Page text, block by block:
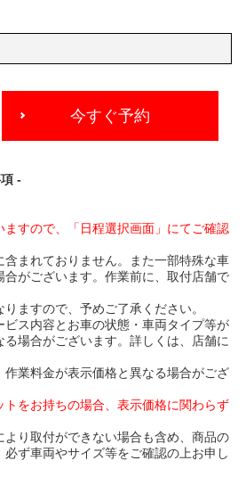
今すぐ予約
-
すので、「日程選択画面」にてご確認
まれておりません。また一部特殊な車
がございます。作業前に、取付店舗で
ますので、予めご了承ください。
ス内容とお車の状態・車両タイプ等が
場合がございます。詳しくは、店舗に
業料金が表示価格と異なる場合がござ
をお持ちの場合、表示価格に関わらず
り取付ができない場合も含め、商品の
ず車両やサイズ等をご確認の上お申し